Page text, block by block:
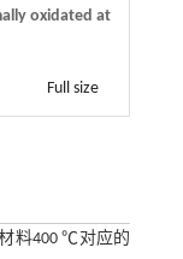
oxidated at
Full size
材料400 ℃对应的